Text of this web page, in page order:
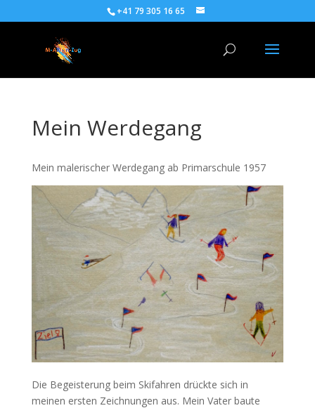
+41 79 305 16 65
Mein Werdegang
Mein malerischer Werdegang ab Primarschule 1957
Die Begeisterung beim Skifahren drückte sich in
meinen ersten Zeichnungen aus. Mein Vater baute